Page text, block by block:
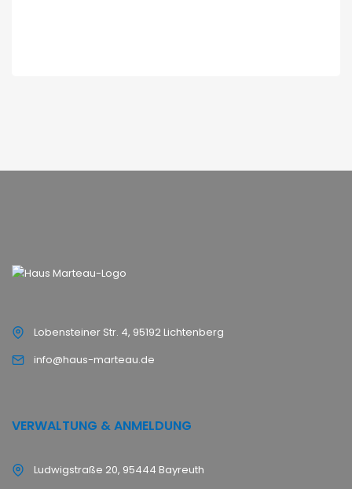
Lobensteiner Str. 4, 95192 Lichtenberg
info@haus-marteau.de
VERWALTUNG & ANMELDUNG
Ludwigstraße 20, 95444 Bayreuth